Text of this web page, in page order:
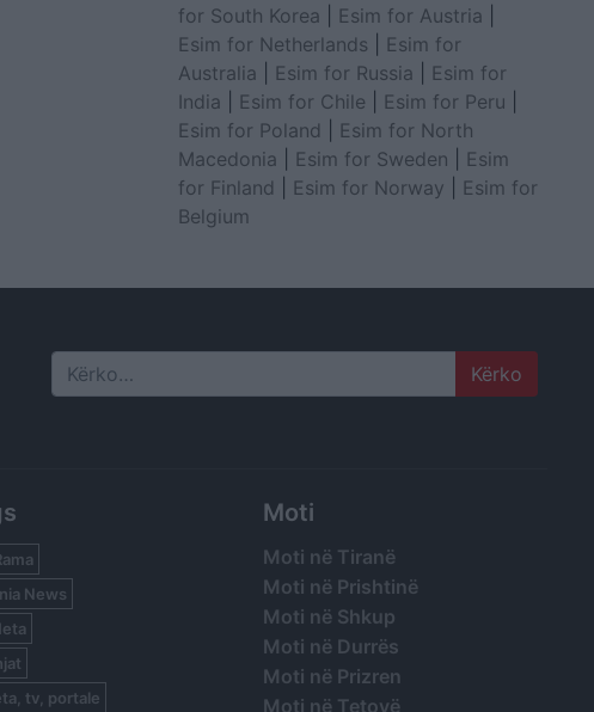
for South Korea
Esim for Austria
Esim for Netherlands
Esim for
Australia
Esim for Russia
Esim for
India
Esim for Chile Esim for Peru
Esim for Poland
Esim for North
Macedonia
Esim for Sweden
Esim
for Finland
Esim for Norway
Esim for
Belgium
Search
News
tv, portale
Moti
Moti në Tiranë
Moti në Prishtinë
Moti në Shkup
Moti në Durrës
Moti në Prizren
Moti në Tetovë